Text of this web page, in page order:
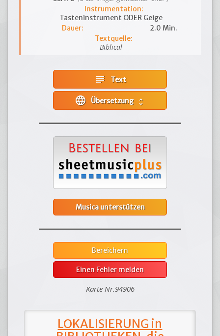
Instrumentation:
Tasteninstrument ODER Geige
Dauer:
2.0 Min.
Textquelle:
Biblical
subject Text
language unfold_more
Musica unterstützen
Bereichern
Einen Fehler melden
Karte Nr.94906
LOKALISIERUNG in